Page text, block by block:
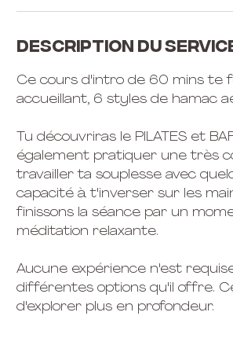
Description du
Ce cours d'intro de 60 mins te
accueillant, 6 styles de hamac
Tu découvriras le PILATES et
également pratiquer une très
travailler ta souplesse avec
capacité à t'inverser sur les
finissons la séance par un
méditation relaxante.
Aucune expérience n'est
différentes options qu'il offre.
d'explorer plus en profondeur.